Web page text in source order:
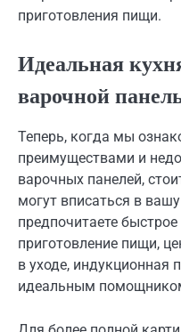
приготовления пищи.
Идеальная
варочной
Теперь, когда мы
преимуществами и
варочных панелей,
могут вписаться в
предпочитаете
приготовление пищи,
в уходе, индукционная
идеальным